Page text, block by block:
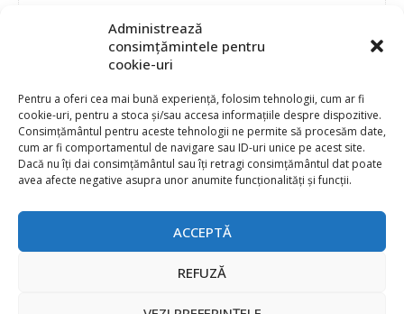
Administrează
consimțămintele pentru
cookie-uri
Pentru a oferi cea mai bună experiență, folosim tehnologii, cum ar fi
cookie-uri, pentru a stoca și/sau accesa informațiile despre dispozitive.
Consimțământul pentru aceste tehnologii ne permite să procesăm date,
cum ar fi comportamentul de navigare sau ID-uri unice pe acest site.
Dacă nu îți dai consimțământul sau îți retragi consimțământul dat poate
avea afecte negative asupra unor anumite funcționalități și funcții.
ACCEPTĂ
REFUZĂ
Analog Devices
Anritsu Corporation
Ansys
APS
Arduino
Arm
Asentics
ATEN International
Contact
Publicitate
Abonament la revista “Electronica Azi”